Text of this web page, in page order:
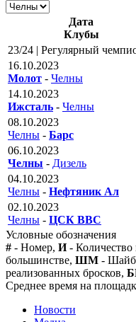
Дата
Клубы
23/24 | Регулярный
16.10.2023
Молот - Челны
14.10.2023
Ижсталь - Челны
08.10.2023
Челны - Барс
06.10.2023
Челны - Дизель
04.10.2023
Челны - Нефтяник Ал
02.10.2023
Челны - ЦСК ВВС
Условные обозначения
# - Номер, И- Количество
большинстве, ШМ -
реализованных бросков,
Среднее время на
Новости